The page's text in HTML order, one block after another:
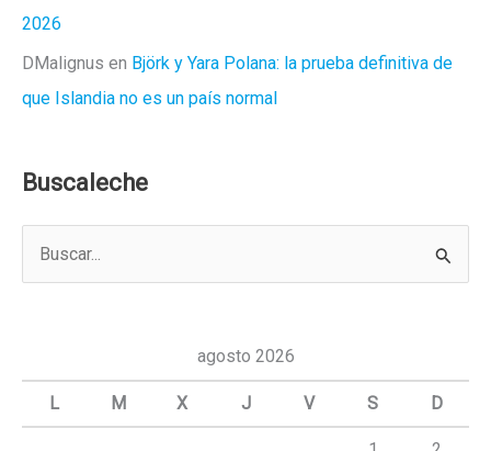
2026
DMalignus en Björk y Yara Polana: la prueba definitiva de
que Islandia no es un país normal
Buscaleche
a
agosto 2026
L M X J V S D